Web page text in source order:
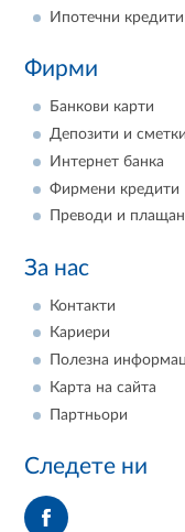
Ипотечни кредити
Фирми
Банкови карти
Депозити и сметки
Интернет банка
Фирмени кредити
Преводи и
За нас
Контакти
Кариери
Полезна
Карта на сайта
Партньори
Следете ни